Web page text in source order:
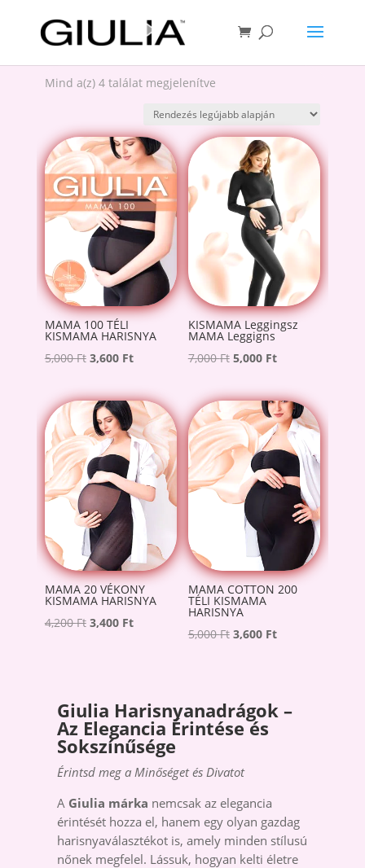
Mind a(z) 4 találat megjelenítveSorted
latest
MAMA 100 TÉLI
KISMAMA HARISNYA
5,000Ft Original
was:
5,000 Ft.
3,600 FtCurrent
is:
3,600 Ft.
KISMAMA Leggingsz
MAMA Leggigns
7,000Ft Original
was:
7,000 Ft.
5,000 FtCurrent
is:
5,000 Ft.
MAMA 20 VÉKONY
KISMAMA HARISNYA
4,200Ft Original
3,400 FtCurrent
MAMA COTTON 200
TÉLI KISMAMA
HARISNYA
5,000Ft Original
3,600 FtCurrent
Giulia Harisnyanadrágok –
Az Elegancia Érintése és
Sokszínűsége
Érintsd meg a Minőséget és Divatot
A Giulia márka nemcsak az elegancia
érintését hozza el, hanem egy olyan gazdag
harisnyaválasztékot is, amely minden stílusú
nőnek megfelel. Lássuk, hogyan kelti életre